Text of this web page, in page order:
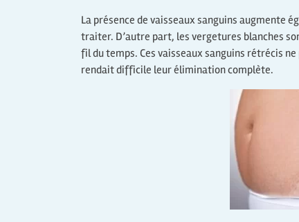
La présence de vaisseaux sanguins augmente
traiter. D’autre part, les vergetures blanches
fil du temps. Ces vaisseaux sanguins rétrécis
rendait difficile leur élimination complète.